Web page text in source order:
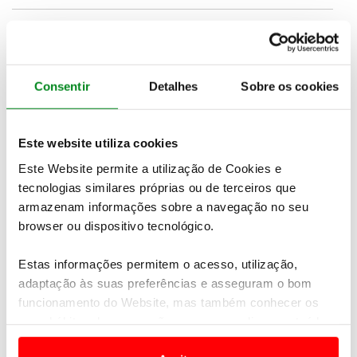
Consentir Detalhes Sobre os cookies
Este website utiliza cookies
Este Website permite a utilização de Cookies e
tecnologias similares próprias ou de terceiros que
armazenam informações sobre a navegação no seu
browser ou dispositivo tecnológico.
Estas informações permitem o acesso, utilização,
adaptação às suas preferências e asseguram o bom
funcionamento do Website, mas também conhecer os
e anúncios de modo a promover produtos e/ou serviços.
Os bancos aquecidos e ajustáveis eletricamente, o
volante em couro e Alcantara e a iluminação
ambiente contribuem para um habitáculo de forte
personalidade desportiva.
Newsletter Revista
do universo ACP.